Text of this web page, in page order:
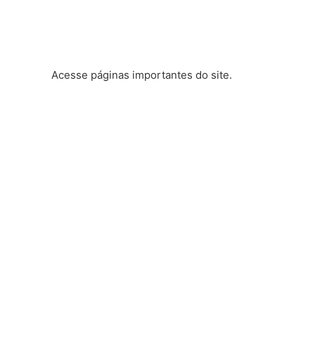
Acesse páginas importantes do site.